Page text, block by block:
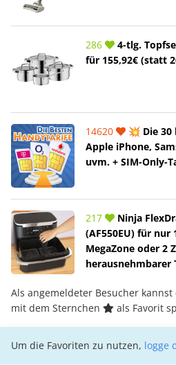
286
4-tlg.
für 155,92€ (statt
14620
💥 Die
Apple iPhone,
uvm. + SIM-Only-
217
Ninja
(AF550EU) für nur
MegaZone oder 2
herausnehmbarer
Als angemeldeter Besucher
mit dem Sternchen
als Favorit
Um die Favoriten zu nutzen, logge